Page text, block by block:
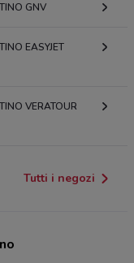
GNV
EASYJET
VERATOUR
Tutti i negozi